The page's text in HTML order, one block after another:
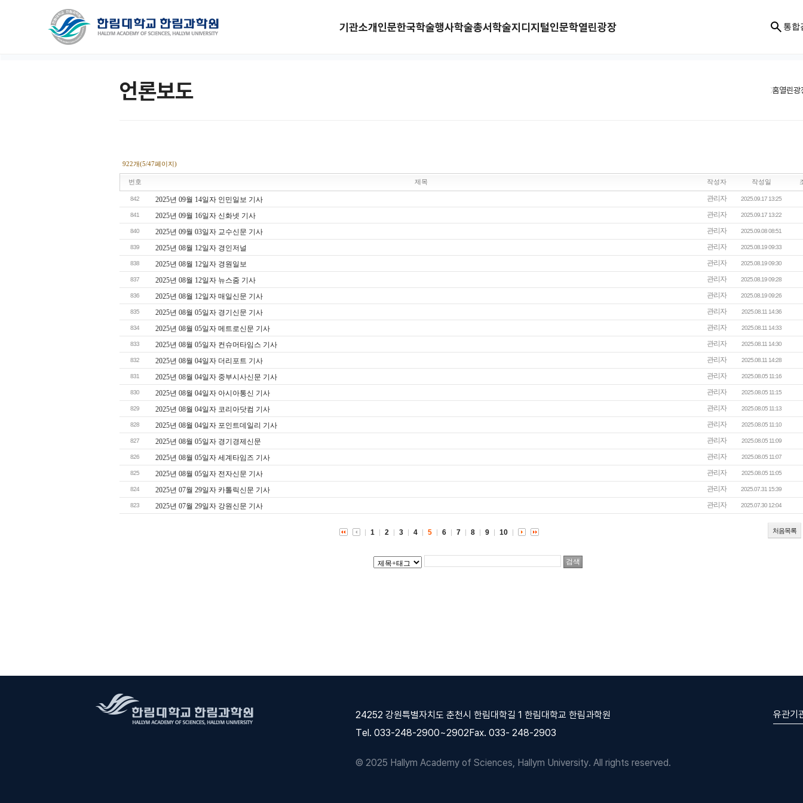
기관소개인문한국학술행사학술총서학술지디지털인문학열린광장 통합
언론보도 홈열린광
922개(5/47페이지)
번호 제목 작성자 작성일
842 2025년 09월 14일자 인민일보 기사 관리자 2025.09.17 13:25
841 2025년 09월 16일자 신화넷 기사 관리자 2025.09.17 13:22
840 2025년 09월 03일자 교수신문 기사 관리자 2025.09.08 08:51
839 2025년 08월 12일자 경인저널 관리자 2025.08.19 09:33
838 2025년 08월 12일자 경원일보 관리자 2025.08.19 09:30
837 2025년 08월 12일자 뉴스줌 기사 관리자 2025.08.19 09:28
836 2025년 08월 12일자 매일신문 기사 관리자 2025.08.19 09:26
835 2025년 08월 05일자 경기신문 기사 관리자 2025.08.11 14:36
834 2025년 08월 05일자 메트로신문 기사 관리자 2025.08.11 14:33
833 2025년 08월 05일자 컨슈머타임스 기사 관리자 2025.08.11 14:30
832 2025년 08월 04일자 더리포트 기사 관리자 2025.08.11 14:28
831 2025년 08월 04일자 중부시사신문 기사 관리자 2025.08.05 11:16
830 2025년 08월 04일자 아시아통신 기사 관리자 2025.08.05 11:15
829 2025년 08월 04일자 코리아닷컴 기사 관리자 2025.08.05 11:13
828 2025년 08월 04일자 포인트데일리 기사 관리자 2025.08.05 11:10
827 2025년 08월 05일자 경기경제신문 관리자 2025.08.05 11:09
826 2025년 08월 05일자 세계타임즈 기사 관리자 2025.08.05 11:07
825 2025년 08월 05일자 전자신문 기사 관리자 2025.08.05 11:05
824 2025년 07월 29일자 카톨릭신문 기사 관리자 2025.07.31 15:39
823 2025년 07월 29일자 강원신문 기사 관리자 2025.07.30 12:04
처음목록
1 2 3 4 5 6 7 8 9 10
24252 강원특별자치도 춘천시 한림대학길 1 한림대학교 한림과학원
Tel. 033-248-2900~2902Fax. 033- 248-2903
© 2025 Hallym Academy of Sciences, Hallym University. All rights reserved.
유관기